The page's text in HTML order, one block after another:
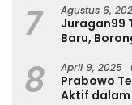
7 Agustus 6,
Juragan99
Baru,
8 April 9, 2025
Prabowo
Aktif dalam